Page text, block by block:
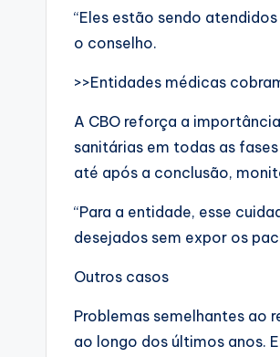
“Eles estão sendo
o conselho.
>>Entidades médicas
A CBO reforça a
sanitárias em todas as
até após a conclusão,
“Para a entidade, esse
desejados sem expor os
Outros casos
Problemas semelhantes ao
ao longo dos últimos anos.